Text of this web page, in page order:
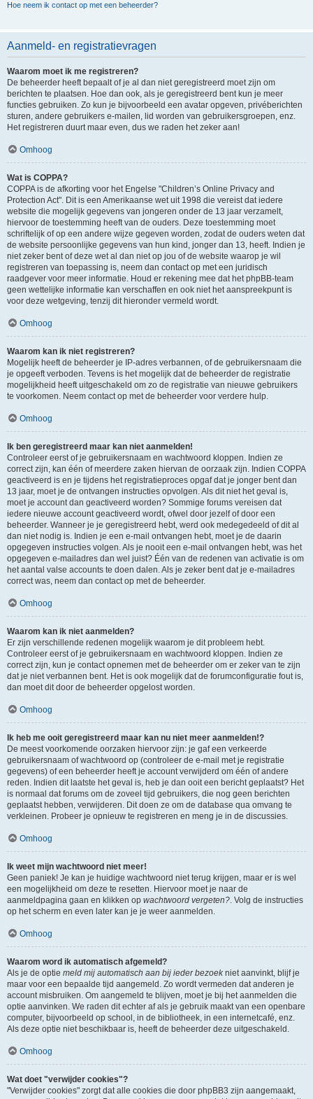
Hoe neem ik contact op met een beheerder?
Aanmeld- en registratievragen
Waarom moet ik me registreren?
De beheerder heeft bepaalt of je al dan niet geregistreerd moet zijn om
berichten te plaatsen. Hoe dan ook, als je geregistreerd bent kun je meer
functies gebruiken. Zo kun je bijvoorbeeld een avatar opgeven, privéberichten
sturen, andere gebruikers e-mailen, lid worden van gebruikersgroepen, enz.
Het registreren duurt maar even, dus we raden het zeker aan!
Omhoog
Wat is COPPA?
COPPA is de afkorting voor het Engelse "Children’s Online Privacy and
Protection Act". Dit is een Amerikaanse wet uit 1998 die vereist dat iedere
website die mogelijk gegevens van jongeren onder de 13 jaar verzamelt,
hiervoor de toestemming heeft van de ouders. Deze toestemming moet
schriftelijk of op een andere wijze gegeven worden, zodat de ouders weten dat
de website persoonlijke gegevens van hun kind, jonger dan 13, heeft. Indien je
niet zeker bent of deze wet al dan niet op jou of de website waarop je wil
registreren van toepassing is, neem dan contact op met een juridisch
raadgever voor meer informatie. Houd er rekening mee dat het phpBB-team
geen wettelijke informatie kan verschaffen en ook niet het aanspreekpunt is
voor deze wetgeving, tenzij dit hieronder vermeld wordt.
Omhoog
Waarom kan ik niet registreren?
Mogelijk heeft de beheerder je IP-adres verbannen, of de gebruikersnaam die
je opgeeft verboden. Tevens is het mogelijk dat de beheerder de registratie
mogelijkheid heeft uitgeschakeld om zo de registratie van nieuwe gebruikers
te voorkomen. Neem contact op met de beheerder voor verdere hulp.
Omhoog
Ik ben geregistreerd maar kan niet aanmelden!
Controleer eerst of je gebruikersnaam en wachtwoord kloppen. Indien ze
correct zijn, kan één of meerdere zaken hiervan de oorzaak zijn. Indien COPPA
geactiveerd is en je tijdens het registratieproces opgaf dat je jonger bent dan
13 jaar, moet je de ontvangen instructies opvolgen. Als dit niet het geval is,
moet je account dan geactiveerd worden? Sommige forums vereisen dat
iedere nieuwe account geactiveerd wordt, ofwel door jezelf of door een
beheerder. Wanneer je je geregistreerd hebt, werd ook medegedeeld of dit al
dan niet nodig is. Indien je een e-mail ontvangen hebt, moet je de daarin
opgegeven instructies volgen. Als je nooit een e-mail ontvangen hebt, was het
opgegeven e-mailadres dan wel juist? Één van de redenen van activatie is om
het aantal valse accounts te doen dalen. Als je zeker bent dat je e-mailadres
correct was, neem dan contact op met de beheerder.
Omhoog
Waarom kan ik niet aanmelden?
Er zijn verschillende redenen mogelijk waarom je dit probleem hebt.
Controleer eerst of je gebruikersnaam en wachtwoord kloppen. Indien ze
correct zijn, kun je contact opnemen met de beheerder om er zeker van te zijn
dat je niet verbannen bent. Het is ook mogelijk dat de forumconfiguratie fout is,
dan moet dit door de beheerder opgelost worden.
Omhoog
Ik heb me ooit geregistreerd maar kan nu niet meer aanmelden!?
De meest voorkomende oorzaken hiervoor zijn: je gaf een verkeerde
gebruikersnaam of wachtwoord op (controleer de e-mail met je registratie
gegevens) of een beheerder heeft je account verwijderd om één of andere
reden. Indien dit laatste het geval is, heb je dan ooit een bericht geplaatst? Het
is normaal dat forums om de zoveel tijd gebruikers, die nog geen berichten
geplaatst hebben, verwijderen. Dit doen ze om de database qua omvang te
verkleinen. Probeer je opnieuw te registreren en meng je in de discussies.
Omhoog
Ik weet mijn wachtwoord niet meer!
Geen paniek! Je kan je huidige wachtwoord niet terug krijgen, maar er is wel
een mogelijkheid om deze te resetten. Hiervoor moet je naar de
aanmeldpagina gaan en klikken op wachtwoord vergeten?. Volg de instructies
op het scherm en even later kan je je weer aanmelden.
Omhoog
Waarom word ik automatisch afgemeld?
Als je de optie meld mij automatisch aan bij ieder bezoekniet aanvinkt, blijf je
maar voor een bepaalde tijd aangemeld. Zo wordt vermeden dat anderen je
account misbruiken. Om aangemeld te blijven, moet je bij het aanmelden die
optie aanvinken. We raden dit echter af als je gebruik maakt van een openbare
computer, bijvoorbeeld op school, in de bibliotheek, in een internetcafé, enz.
Als deze optie niet beschikbaar is, heeft de beheerder deze uitgeschakeld.
Omhoog
Wat doet "verwijder cookies"?
"Verwijder cookies" zorgt dat alle cookies die door phpBB3 zijn aangemaakt,